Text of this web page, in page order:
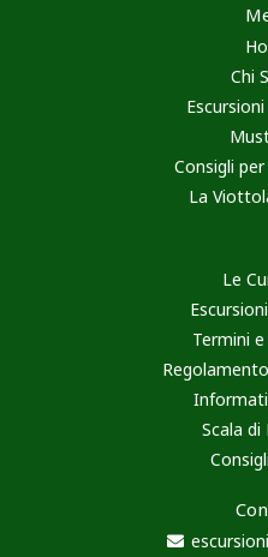
Chi
Consigli
La
Le
Termini
Scala